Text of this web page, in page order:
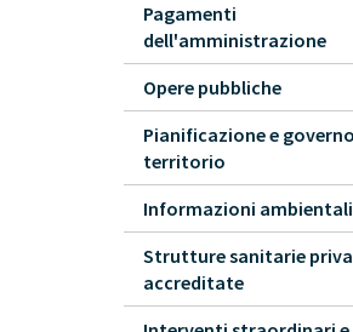
Pagamenti
dell'amministrazione
Opere pubbliche
Pianificazione e
territorio
Informazioni ambientali
Strutture sanitarie
accreditate